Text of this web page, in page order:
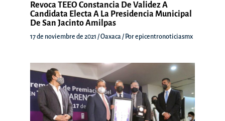
Revoca TEEO Constancia De Validez A
Candidata Electa A La Presidencia Municipal
De San Jacinto Amilpas
17 de noviembre de 2021 /Oaxaca / Porepicentronoticiasmx